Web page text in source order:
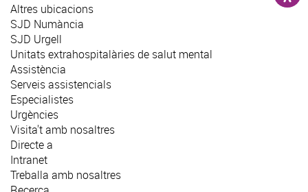
Altres ubicacions
SJD Numància
SJD Urgell
Unitats extrahospitalàries de salut mental
Assistència
Serveis assistencials
Especialistes
Urgències
Visita't amb nosaltres
Directe a
Intranet
Treballa amb nosaltres